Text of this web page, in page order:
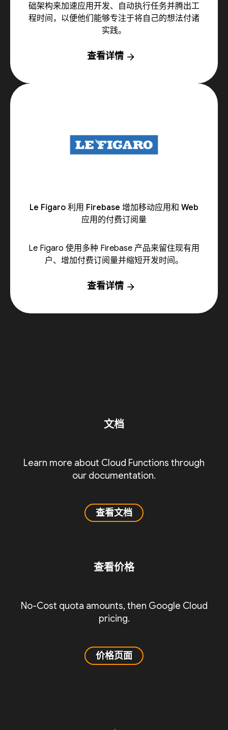
础架构来加速应用开发、自动执行任务并腾出工
程时间，以便他们能够专注于将自己的想法付诸
实践。
查看详情 arrow_forward
Le Figaro 利用 Firebase 增加移动应用和 Web
应用的付费订阅量
Le Figaro 使用多种 Firebase 产品来留住现有用
户、增加付费订阅量并缩短开发时间。
查看详情 arrow_forward
文档
Learn more about Cloud Functions through
our documentation.
查看文档
查看价格
No-Cost quota amounts, then Google Cloud
pricing.
价格页面